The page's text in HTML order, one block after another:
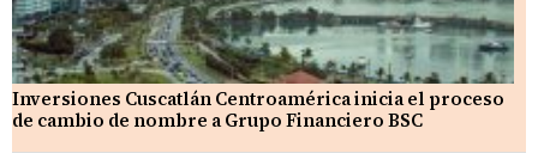
Inversiones Cuscatlán Centroamérica inicia el proceso
de cambio de nombre a Grupo Financiero BSC